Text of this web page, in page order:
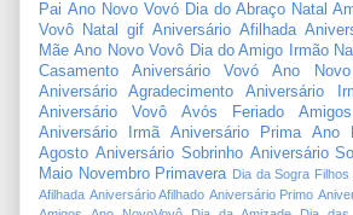
Pai Ano Novo Vovó Dia do Abraço Natal
Vovô
Natal gif Aniversário Afilhada
Mãe Ano Novo Vovô Dia do Amigo Irmão
Casamento
Aniversário Vovó Ano
Aniversário Agradecimento
Aniversário
Aniversário Vovô
Avós Feriado Amigos
Aniversário Irmã
Aniversário Prima Ano
Agosto Aniversário Sobrinho Aniversário
Maio Novembro Primavera Dia da Sogra Filhos
Afilhada Aniversário Afilhado Aniversário Primo